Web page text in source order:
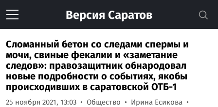
Версия Саратов
Сломанный бетон со следами спермы и
мочи, свиные фекалии и «заметание
следов»: правозащитник обнародовал
новые подробности о событиях, якобы
происходивших в саратовской ОТБ-1
25 ноября 2021, 13:03 Общество
Ирина Есикова